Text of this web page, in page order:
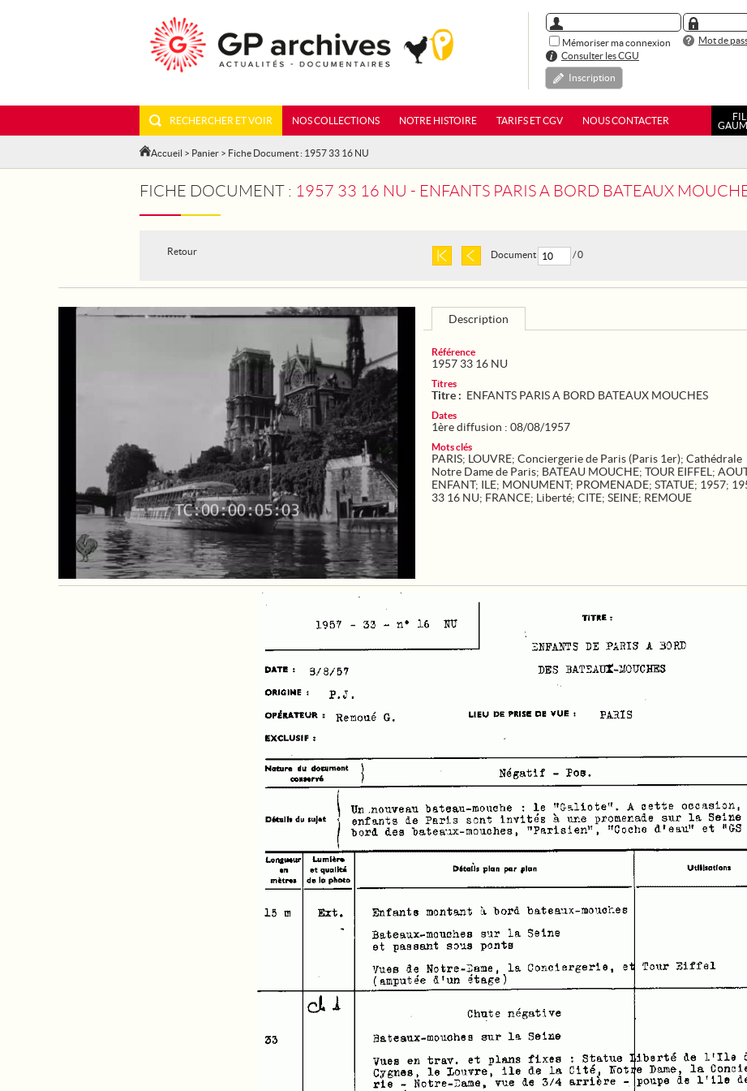
Mémoriser ma connexion
Mot de
Consulter les CGU
Inscription
RECHERCHER ET VOIR NOS COLLECTIONS NOTRE HISTOIRE TARIFS ET CGV NOUS CONTACTER
Accueil > Panier > Fiche Document : 1957 33 16 NU
FICHE DOCUMENT : 1957 33 16 NU - ENFANTS PARIS A BORD BATEAUX
Retour Document / 0
Description
Référence
1957 33 16 NU
Titres
Titre : ENFANTS PARIS A BORD BATEAUX MOUCHES
Dates
1ère diffusion : 08/08/1957
Mots clés
PARIS; LOUVRE; Conciergerie de Paris (Paris 1er); Cathédrale
Notre Dame de Paris; BATEAU MOUCHE; TOUR EIFFEL ;
ENFANT; ILE; MONUMENT; PROMENADE; STATUE; 1957;
33 16 NU; FRANCE; Liberté; CITE; SEINE; REMOUE